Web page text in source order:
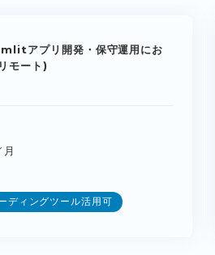
アプリ開発・保守運用にお
モート)
ディングツール活用可